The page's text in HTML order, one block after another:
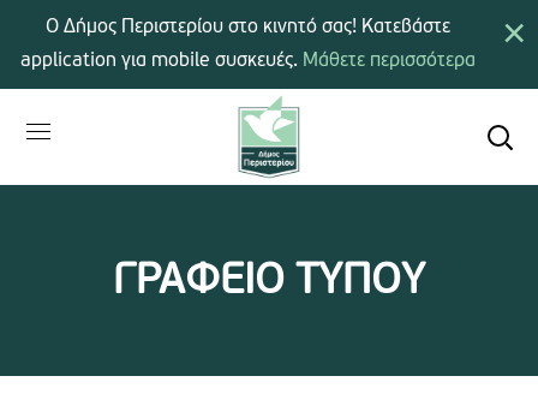
ΓΡΑΦΕΙΟ ΤΥΠΟΥ
×
Ο Δήμος Περιστερίου στο κινητό σας! Κατεβάστε
application για mobile συσκευές. Μάθετε περισσότερα